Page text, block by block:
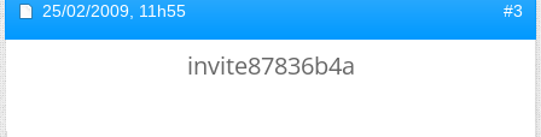
25/02/2009, 11h55 #3
invite87836b4a